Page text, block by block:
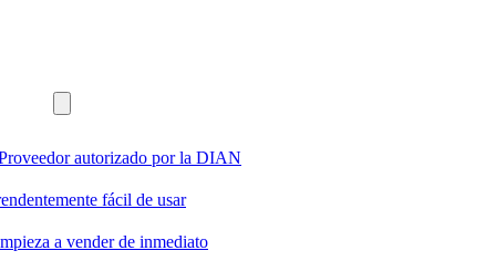
autorizado por la DIAN
fácil de usar
a vender de inmediato